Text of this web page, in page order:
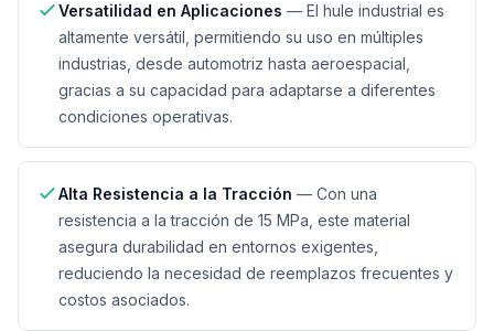
Versatilidad en Aplicaciones — El hule industrial es
altamente versátil, permitiendo su uso en múltiples
industrias, desde automotriz hasta aeroespacial,
gracias a su capacidad para adaptarse a diferentes
condiciones operativas.
Alta Resistencia a la Tracción — Con una
resistencia a la tracción de 15 MPa, este material
asegura durabilidad en entornos exigentes,
reduciendo la necesidad de reemplazos frecuentes y
costos asociados.